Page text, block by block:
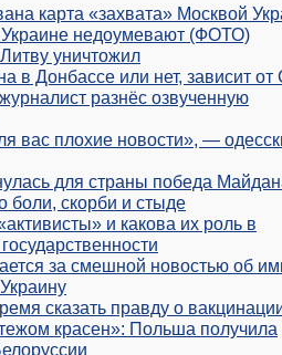
карта «захвата» Москвой
недоумевают (ФОТО)
уничтожил
в Донбассе или нет, зависит
разнёс озвученную
вас плохие новости», —
для страны победа
боли, скорби и стыде
и какова их роль в
за смешной новостью об
сказать правду о
красен»: Польша получила